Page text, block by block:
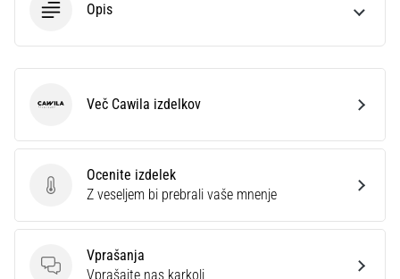
Opis
Ocenite izdelek
Ocenite izdelek
Z veseljem bi prebrali vaše mnenje
Vprašanja
Vprašanja
Vprašajte nas karkoli
Cawila Več Cawila izdelkov